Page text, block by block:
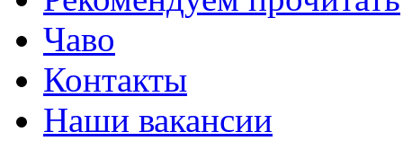
Чаво
Контакты
Наши вакансии